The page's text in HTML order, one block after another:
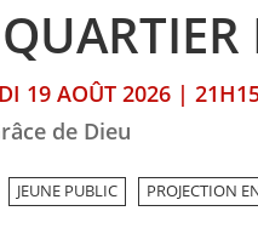
19 AOÛT 2026 |
de Dieu
JEUNE PUBLIC PROJECTION